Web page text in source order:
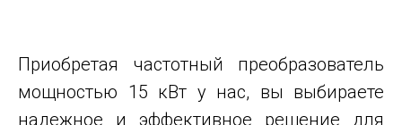
Приобретая частотный преобразователь
мощностью 15 кВт у нас, вы выбираете
надежное и эффективное решение для